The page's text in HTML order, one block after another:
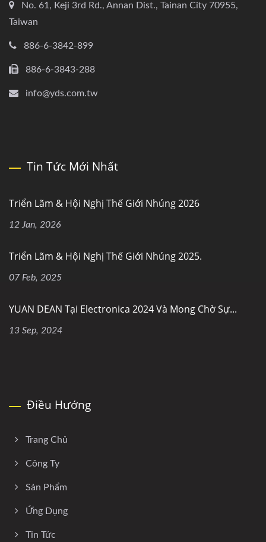
No. 61, Keji 3rd Rd., Annan Dist., Tainan City 70955,
Taiwan
886-6-3842-899
886-6-3843-288
info@yds.com.tw
Tin Tức Mới Nhất
Triển Lãm & Hội Nghị Thế Giới Nhúng 2026
12 Jan, 2026
Triển Lãm & Hội Nghị Thế Giới Nhúng 2025.
07 Feb, 2025
YUAN DEAN Tại Electronica 2024 Và Mong Chờ Sự...
13 Sep, 2024
Điều Hướng
Trang Chủ
Công Ty
Sản Phẩm
Ứng Dụng
Tin Tức